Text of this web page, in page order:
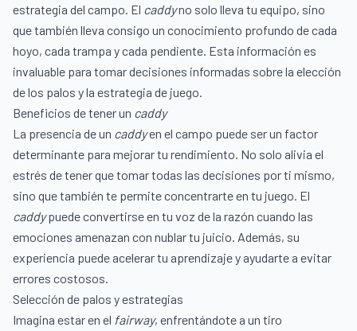
estrategia del campo. El caddyno solo lleva tu equipo, sino
que también lleva consigo un conocimiento profundo de cada
hoyo, cada trampa y cada pendiente. Esta información es
invaluable para tomar decisiones informadas sobre la elección
de los palos y la estrategia de juego.
Beneficios de tener un caddy
La presencia de un caddyen el campo puede ser un factor
determinante para mejorar tu rendimiento. No solo alivia el
estrés de tener que tomar todas las decisiones por ti mismo,
sino que también te permite concentrarte en tu juego. El
caddypuede convertirse en tu voz de la razón cuando las
emociones amenazan con nublar tu juicio. Además, su
experiencia puede acelerar tu aprendizaje y ayudarte a evitar
errores costosos.
Selección de palos y estrategias
Imagina estar en el fairway, enfrentándote a un tiro